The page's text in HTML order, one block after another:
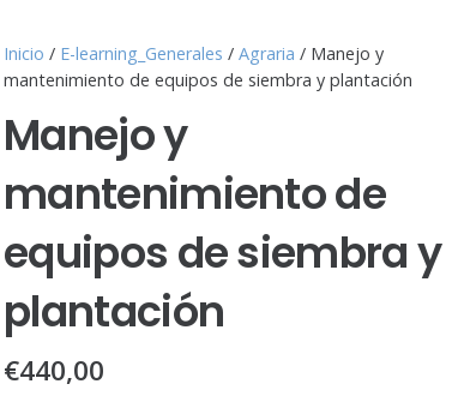
Inicio / E-learning_Generales /Agraria / Manejo y
mantenimiento de equipos de siembra y plantación
Manejo y
mantenimiento de
equipos de siembra y
plantación
€440,00